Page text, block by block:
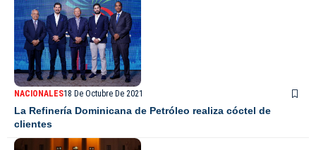
NACIONALES18 De Octubre De 2021
La Refinería Dominicana de Petróleo realiza cóctel de
clientes